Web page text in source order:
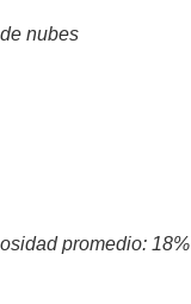
nubes
promedio: